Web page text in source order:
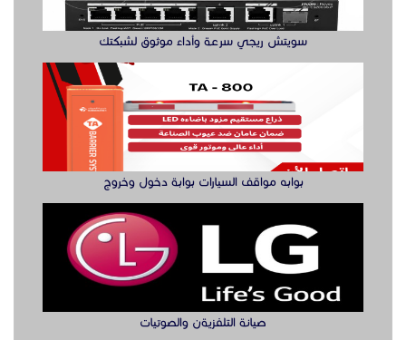
سويتش ريجي سرعة وأداء موثوق لشبكتك
بوابه مواقف السيارات بوابة دخول وخروج
صيانة التلفزيةن والصوتيات